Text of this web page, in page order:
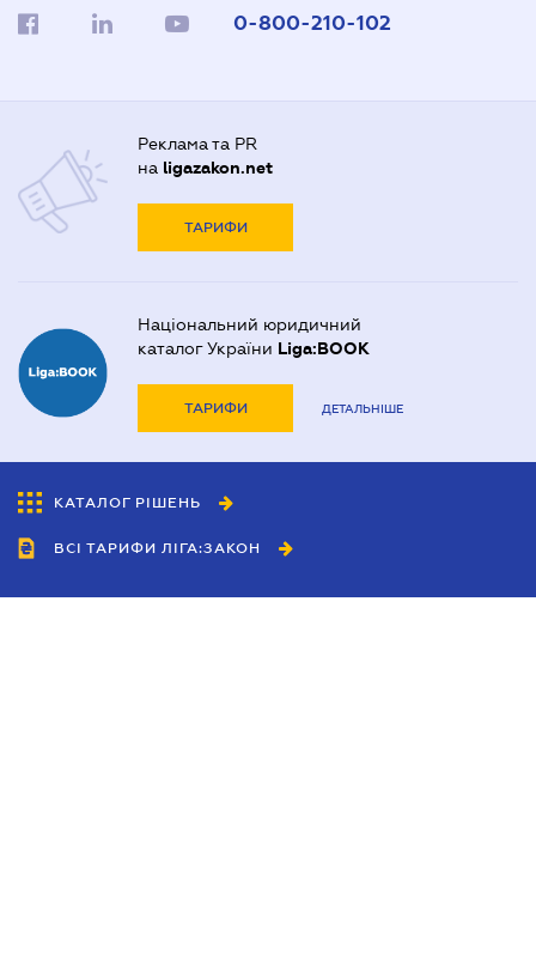
0-800-210-102
Реклама та PR
на ligazakon.net
ТАРИФИ
Національний юридичний
каталог України Liga:BOOK
ТАРИФИ ДЕТАЛЬНІШЕ
КАТАЛОГ РІШЕНЬ
ВСІ ТАРИФИ ЛІГА:ЗАКОН